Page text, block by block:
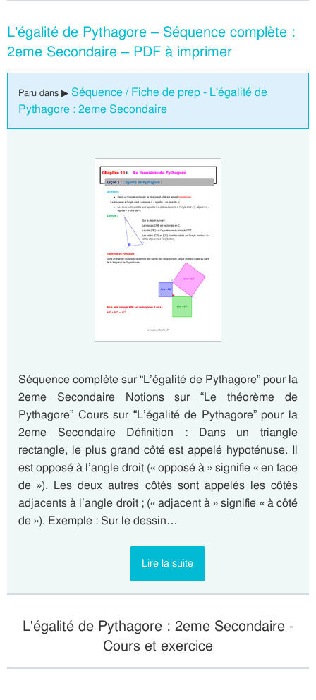
L’égalité de Pythagore – Séquence complète :
2eme Secondaire – PDF à imprimer
Paru dans ▶ Séquence / Fiche de prep - L'égalité de
Pythagore : 2eme Secondaire
Séquence complète sur “L’égalité de Pythagore” pour la
2eme Secondaire Notions sur “Le théorème de
Pythagore” Cours sur “L’égalité de Pythagore” pour la
2eme Secondaire Définition : Dans un triangle
rectangle, le plus grand côté est appelé hypoténuse. Il
est opposé à l’angle droit (« opposé à » signifie « en face
de »). Les deux autres côtés sont appelés les côtés
adjacents à l’angle droit ; (« adjacent à » signifie « à côté
de »). Exemple : Sur le dessin…
Lire la suite
L'égalité de Pythagore : 2eme Secondaire -
Cours et exercice